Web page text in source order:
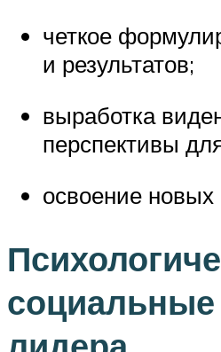
четкое
и результатов;
выработка
перспективы
освоение
социальные